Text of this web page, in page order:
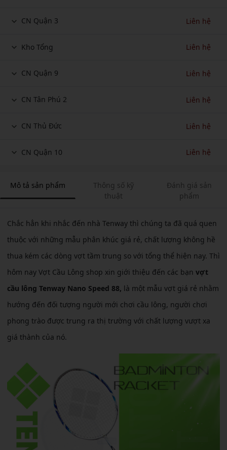
CN Quận 3 Liên hệ
Kho Tổng Liên hệ
CN Quận 9 Liên hệ
CN Tân Phú 2 Liên hệ
CN Thủ Đức Liên hệ
CN Quận 10 Liên hệ
Mô tả sản phẩm
Thông số kỹ
thuật
Đánh giá sản
phẩm
Chắc hẳn khi nhắc đến nhà Tenway thì chúng ta đã quá quen
thuộc với những mẫu phân khúc giá rẻ, chất lượng không hề
thua kém các dòng vợt tầm trung so với tổng thể hiện nay. Thì
hôm nay Vợt Cầu Lông shop xin giới thiệu đến các bạn vợt
cầu lông Tenway Nano Speed 88, là một mẫu vợt giá rẻ nhằm
hướng đến đối tượng người mới chơi cầu lông, người chơi
phong trào được trung ra thị trường với chất lượng vượt xa
giá thành của nó.